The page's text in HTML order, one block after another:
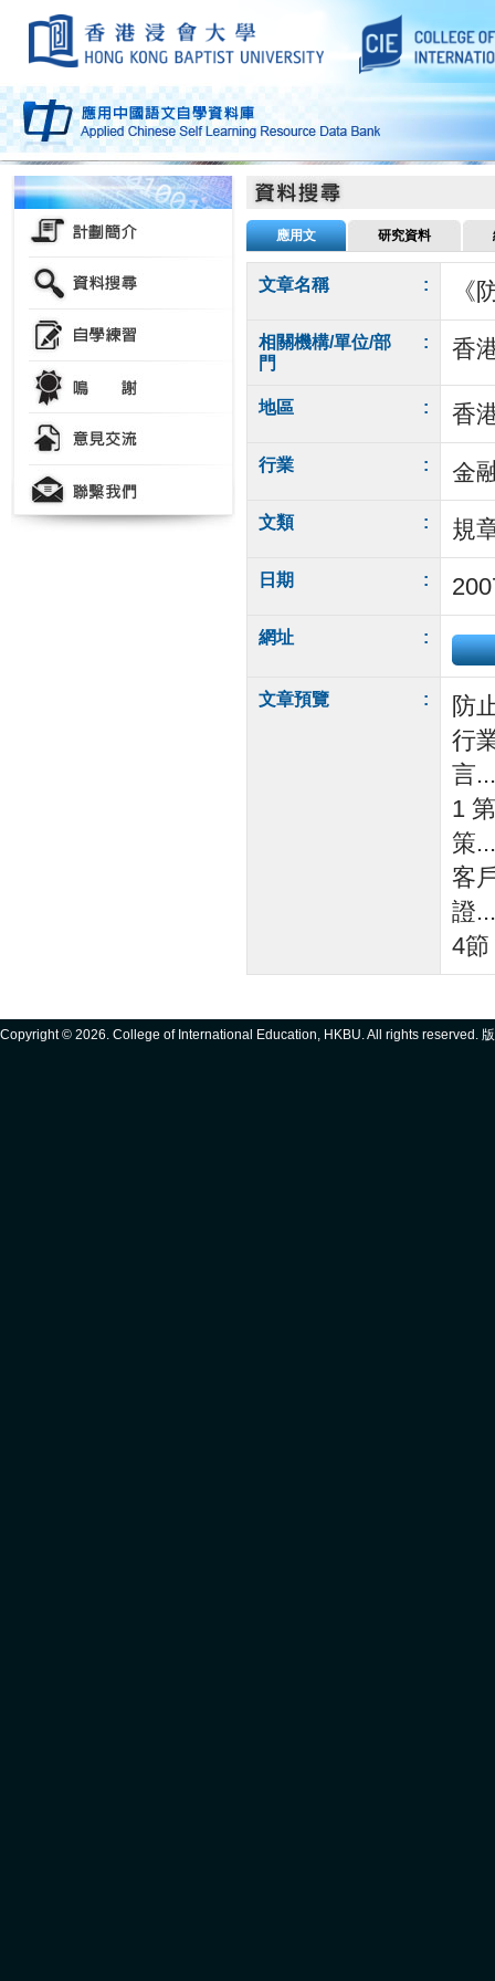
應用文 研究資料
文章名稱 : 《
相關機構/單位/部
門
: 香
地區 : 香
行業 : 金
文類 : 規
日期 :
網址 :
文章預覽 :
防
行
言
1
策
客
證
4節
Copyright © 2026. College of International Education, HKBU. All rights reserved.